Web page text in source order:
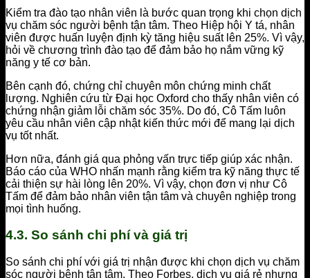
Kiểm tra đào tạo nhân viên là bước quan trọng khi chọn dịch
vụ chăm sóc người bệnh tận tâm. Theo Hiệp hội Y tá, nhân
viên được huấn luyện định kỳ tăng hiệu suất lên 25%. Vì vậy,
hỏi về chương trình đào tạo để đảm bảo họ nắm vững kỹ
năng y tế cơ bản.
Bên cạnh đó, chứng chỉ chuyên môn chứng minh chất
lượng. Nghiên cứu từ Đại học Oxford cho thấy nhân viên có
chứng nhận giảm lỗi chăm sóc 35%. Do đó, Cô Tấm luôn
yêu cầu nhân viên cập nhật kiến thức mới để mang lại dịch
vụ tốt nhất.
Hơn nữa, đánh giá qua phỏng vấn trực tiếp giúp xác nhận.
Báo cáo của WHO nhấn mạnh rằng kiểm tra kỹ năng thực tế
cải thiện sự hài lòng lên 20%. Vì vậy, chọn đơn vị như Cô
Tấm để đảm bảo nhân viên tận tâm và chuyên nghiệp trong
mọi tình huống.
4.3. So sánh chi phí và giá trị
So sánh chi phí với giá trị nhận được khi chọn dịch vụ chăm
sóc người bệnh tận tâm. Theo Forbes, dịch vụ giá rẻ nhưng